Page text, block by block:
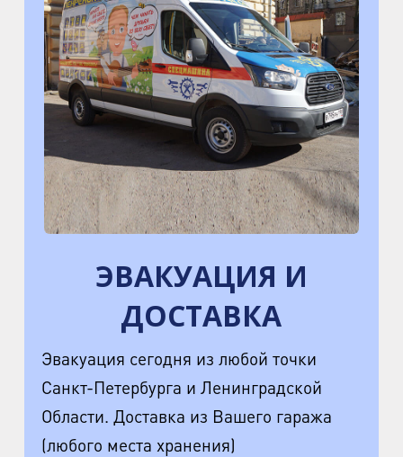
ЭВАКУАЦИЯ И
ДОСТАВКА
Эвакуация сегодня из любой точки
Санкт-Петербурга и Ленинградской
Области. Доставка из Вашего гаража
(любого места хранения)